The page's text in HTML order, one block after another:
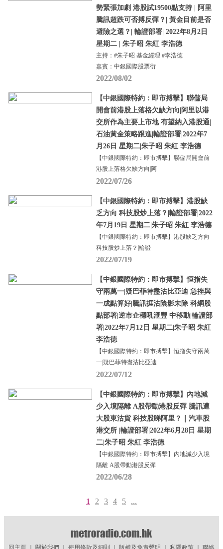
勢緊張加劇 港股試19500點支持 | 阿里
騰訊超跌可否搏反彈？| 黃金目前是否
避險之選？| 輪證部署| 2022年8月2日
星期二 | 朱子昭 朱紅 李浩德
主持：#朱子昭 基金經理 #李浩德
嘉賓：中銀國際股票衍
2022/08/02
【中銀國際特約：即市搏擊】聯儲局
開會前港股上落格欠缺方向|阿里以港
交所作為主要上市地 有望納入港股通|
石油黃金策略跟進|輪證部署|2022年7
月26日 星期二|朱子昭 朱紅 李浩德
【中銀國際特約：即市搏擊】聯儲局開會前
港股上落格欠缺方向|阿
2022/07/26
【中銀國際特約：即市搏擊】港股缺
乏方向 科技股炒上落？|輪證部署|2022
年7月19日 星期二|朱子昭 朱紅 李浩德
【中銀國際特約：即市搏擊】港股缺乏方向
科技股炒上落？|輪證
2022/07/19
【中銀國際特約：即市搏擊】恒指失
守兩萬一|疑巴菲特盡沽比亞迪 急挫與
一成點算好|騰訊捱沽陰影未除 科網股
點部署|逆市企穩吼滙豐 中移動|輪證部
署|2022年7月12日 星期二|朱子昭 朱紅
李浩德
【中銀國際特約：即市搏擊】恒指失守兩萬
一|疑巴菲特盡沽比亞迪
2022/07/12
【中銀國際特約：即市搏擊】內地減
少入境隔離 A股帶動港股反彈 騰訊遭
大股東沽貨 科技股睇阿里？｜汽車股
港交所 |輪證部署|2022年6月28日 星期
二|朱子昭 朱紅 李浩德
【中銀國際特約：即市搏擊】內地減少入境
隔離 A股帶動港股反彈
2022/06/28
1 2 3 4 5 ...